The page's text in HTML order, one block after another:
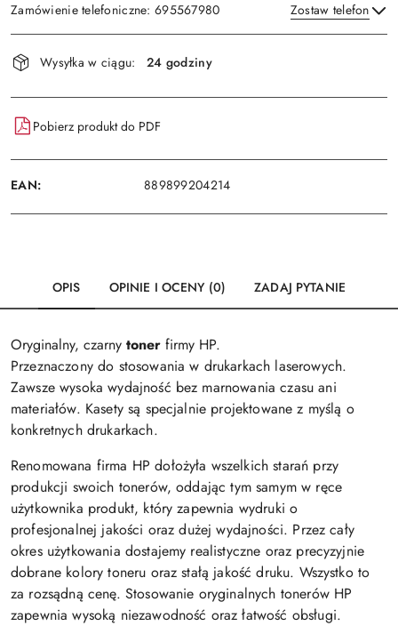
Zamówienie telefoniczne: 695567980 Zostaw telefon
Dostępność
i
dostawa
Wysyłka w ciągu: 24 godziny
Pobierz produkt do PDF
EAN: 889899204214
OPIS OPINIE I OCENY (0) ZADAJ PYTANIE
Oryginalny, czarny toner firmy HP.
Przeznaczony do stosowania w drukarkach laserowych.
Zawsze wysoka wydajność bez marnowania czasu ani
materiałów. Kasety są specjalnie projektowane z myślą o
konkretnych drukarkach.
Renomowana firma HP dołożyła wszelkich starań przy
produkcji swoich tonerów, oddając tym samym w ręce
użytkownika produkt, który zapewnia wydruki o
profesjonalnej jakości oraz dużej wydajności. Przez cały
okres użytkowania dostajemy realistyczne oraz precyzyjnie
dobrane kolory toneru oraz stałą jakość druku. Wszystko to
za rozsądną cenę. Stosowanie oryginalnych tonerów HP
zapewnia wysoką niezawodność oraz łatwość obsługi.